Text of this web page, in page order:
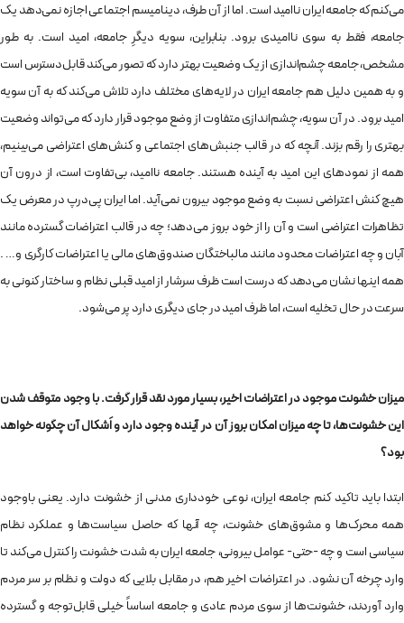
می‌کنم که جامعه‌ ایران ناامید است. اما از آن طرف، دینامیسم اجتماعی اجازه نمی‌دهد یک
جامعه، فقط به سوی ناامیدی برود. بنابراین، سویه‌ دیگرِ جامعه، امید است. به طور
مشخص، جامعه چشم‌اندازی از یک وضعیت بهتر دارد که تصور می‌کند قابل‌دسترس است
و به همین دلیل هم جامعه ایران در لایه‌های مختلف دارد تلاش می‌کند که به آن سویه‌
امید برود. در آن سویه،‌ چشم‌اندازی متفاوت از وضع موجود قرار دارد که می‌تواند وضعیت
بهتری را رقم بزند. آنچه که در قالب جنبش‌های اجتماعی و کنش‌های اعتراضی می‌بینیم،
همه از نمودهای این امید به آینده هستند. جامعه‌ ناامید،‌ بی‌تفاوت است، از درون آن
هیچ کنش اعتراضی نسبت به وضع موجود بیرون نمی‌آید. اما ایران پی‌درپ در معرض یک
تظاهرات اعتراضی است و آن را از خود بروز می‌دهد؛ چه در قالب اعتراضات گسترده مانند
آبان و چه اعتراضات محدود مانند مالباختگان صندوق‌های مالی یا اعتراضات کارگری و… .
همه‌ اینها نشان می‌دهد که درست است ظرف سرشار از امید قبلی نظام و ساختار کنونی به
سرعت در حال تخلیه است، اما ظرف امید در جای دیگری دارد پر می‌شود.
میزان خشونت موجود در اعتراضات اخیر، بسیار مورد نقد قرار گرفت. با وجود متوقف شدن
این خشونت‌ها، تا چه میزان امکان بروز آن در آینده وجود دارد و اَشکال آن چگونه خواهد
بود؟
ابتدا باید تاکید کنم جامعه‌ ایران، نوعی خودداری مدنی از خشونت دارد. یعنی باوجود
همه‌ محرک‌ها و مشوق‌های خشونت، چه آنها که حاصل سیاست‌ها و عملکرد نظام
سیاسی است و چه -حتی- عوامل بیرونی، جامعه‌ ایران به شدت خشونت را کنترل می‌کند تا
وارد چرخه‌ آن نشود. در اعتراضات اخیر هم، در مقابل بلایی که دولت و نظام بر سر مردم
وارد آوردند، خشونت‌ها از سوی مردم عادی و جامعه اساساً خیلی قابل‌توجه و گسترده